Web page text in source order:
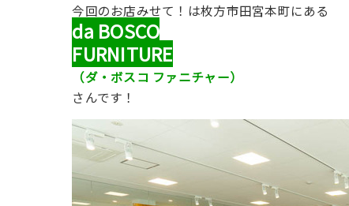
今回のお店みせて！は枚方市田宮本町にある
da BOSCO
FURNITURE
（ダ・ボスコ ファニチャー）
さんです！